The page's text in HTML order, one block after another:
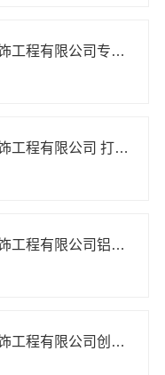
湖北佳品空间装饰工程有限公司专注全铝整装
湖北佳品空间装饰工程有限公司 打造环保铝家居
湖北佳品空间装饰工程有限公司铝家具有哪些优势
湖北佳品空间装饰工程有限公司创新全铝家装理念